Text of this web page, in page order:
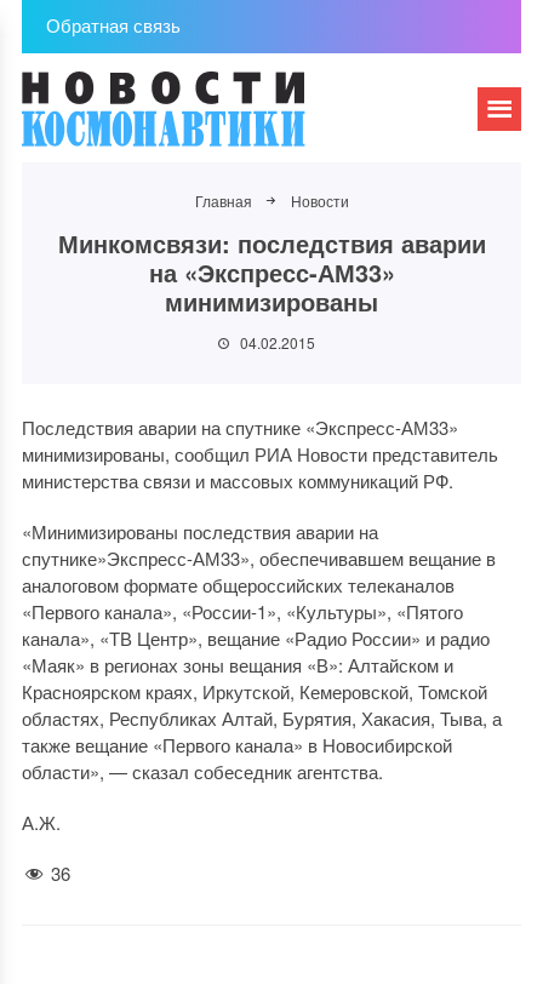
Обратная связь
Главная Новости
Минкомсвязи: последствия аварии
на «Экспресс-АМ33»
минимизированы
04.02.2015
Последствия аварии на спутнике «Экспресс-АМ33»
минимизированы, сообщил РИА Новости представитель
министерства связи и массовых коммуникаций РФ.
«Минимизированы последствия аварии на
спутнике»Экспресс-АМ33», обеспечивавшем вещание в
аналоговом формате общероссийских телеканалов
«Первого канала», «России-1», «Культуры», «Пятого
канала», «ТВ Центр», вещание «Радио России» и радио
«Маяк» в регионах зоны вещания «В»: Алтайском и
Красноярском краях, Иркутской, Кемеровской, Томской
областях, Республиках Алтай, Бурятия, Хакасия, Тыва, а
также вещание «Первого канала» в Новосибирской
области», — сказал собеседник агентства.
А.Ж.
36